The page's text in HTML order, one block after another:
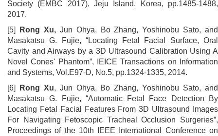
Society (EMBC 2017), Jeju Island, Korea, pp.1485-1488,
2017.
[5]
Rong Xu,Jun Ohya, Bo Zhang, Yoshinobu Sato, and
Masakatsu G. Fujie, “Locating Fetal Facial Surface, Oral
Cavity and Airways by a 3D Ultrasound Calibration Using A
Novel Cones' Phantom”, IEICE Transactions on Information
and Systems, Vol.E97-D, No.5, pp.1324-1335, 2014.
[6]
Rong Xu, Jun Ohya, Bo Zhang, Yoshinobu Sato, and
Masakatsu G. Fujie, “Automatic Fetal Face Detection By
Locating Fetal Facial Features From 3D Ultrasound Images
For Navigating Fetoscopic Tracheal Occlusion Surgeries”,
Proceedings of the 10th IEEE International Conference on